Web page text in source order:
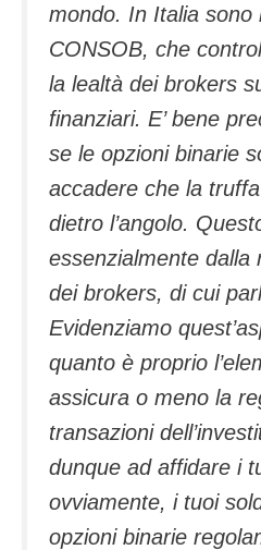
mondo. In Italia sono
CONSOB, che
la lealtà dei brokers
finanziari. E’ bene
se le opzioni binarie
accadere che la
dietro l’angolo.
essenzialmente dalla
dei brokers, di cui
Evidenziamo
quanto è proprio
assicura o meno la
transazioni
dunque ad affidare i
ovviamente, i tuoi
opzioni binarie